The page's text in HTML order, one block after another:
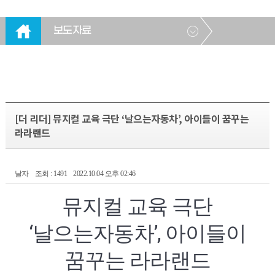
보도자료
[더 리더] 뮤지컬 교육 극단 ‘날으는자동차’, 아이들이 꿈꾸는
라라랜드
날자 조회 : 1491 2022.10.04 오후 02:46
뮤지컬 교육 극단
‘날으는자동차’, 아이들이
꿈꾸는 라라랜드